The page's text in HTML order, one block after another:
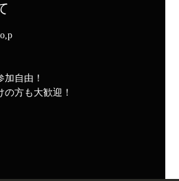
自由！
方も大歓迎！